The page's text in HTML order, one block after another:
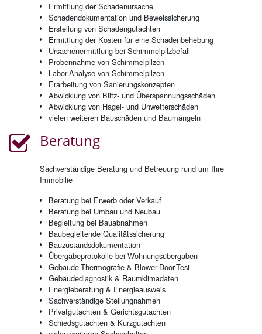
Er­mitt­lung der Scha­den­ur­sa­che
Scha­den­do­ku­men­ta­ti­on und Be­weis­si­che­rung
Er­stel­lung von Scha­den­gut­ach­ten
Er­mitt­lung der Kos­ten für eine Scha­den­be­he­bung
Ur­sa­che­nermitt­lung bei Schim­mel­pilz­be­fall
Pro­ben­nah­me von Schim­mel­pil­zen
La­bor-Ana­ly­se von Schim­mel­pil­zen
Er­ar­bei­tung von Sa­nie­rungs­kon­zep­ten
Ab­wick­lung von Blitz- und Über­span­nungs­schä­den
Ab­wick­lung von Ha­gel- und Un­wet­ter­schä­den
vie­len wei­te­ren Bau­schä­den und Bau­män­geln
Be­ra­tung
Sachverständige Beratung und Betreuung rund um Ihre
Immobilie
Be­ra­tung bei Er­werb oder Ver­kauf
Be­ra­tung bei Umbau und Neu­bau
Be­glei­tung bei Bau­ab­nah­men
Bau­be­glei­ten­de Qua­li­täts­si­che­rung
Bau­zu­stands­do­ku­men­ta­ti­on
Über­ga­be­pro­to­kol­le bei Woh­nungs­über­ga­ben
Ge­bäu­de-Ther­mo­gra­fie & Blo­wer-Door-Test
Ge­bäu­de­dia­gnos­tik & Raum­kli­ma­da­ten
En­er­gie­be­ra­tung & En­er­gie­aus­weis
Sach­ver­stän­di­ge Stel­lung­nah­men
Pri­vat­gut­ach­ten & Ge­richts­gut­ach­ten
Schieds­gut­ach­ten & Kurz­gut­ach­ten